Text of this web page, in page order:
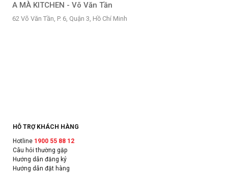
A MÀ KITCHEN - Võ Văn Tần
62 Võ Văn Tần, P. 6, Quận 3, Hồ Chí Minh
HỖ TRỢ KHÁCH HÀNG
Hotline 1900 55 88 12
Câu hỏi thường gặp
Hướng dẫn đăng ký
Hướng dẫn đặt hàng